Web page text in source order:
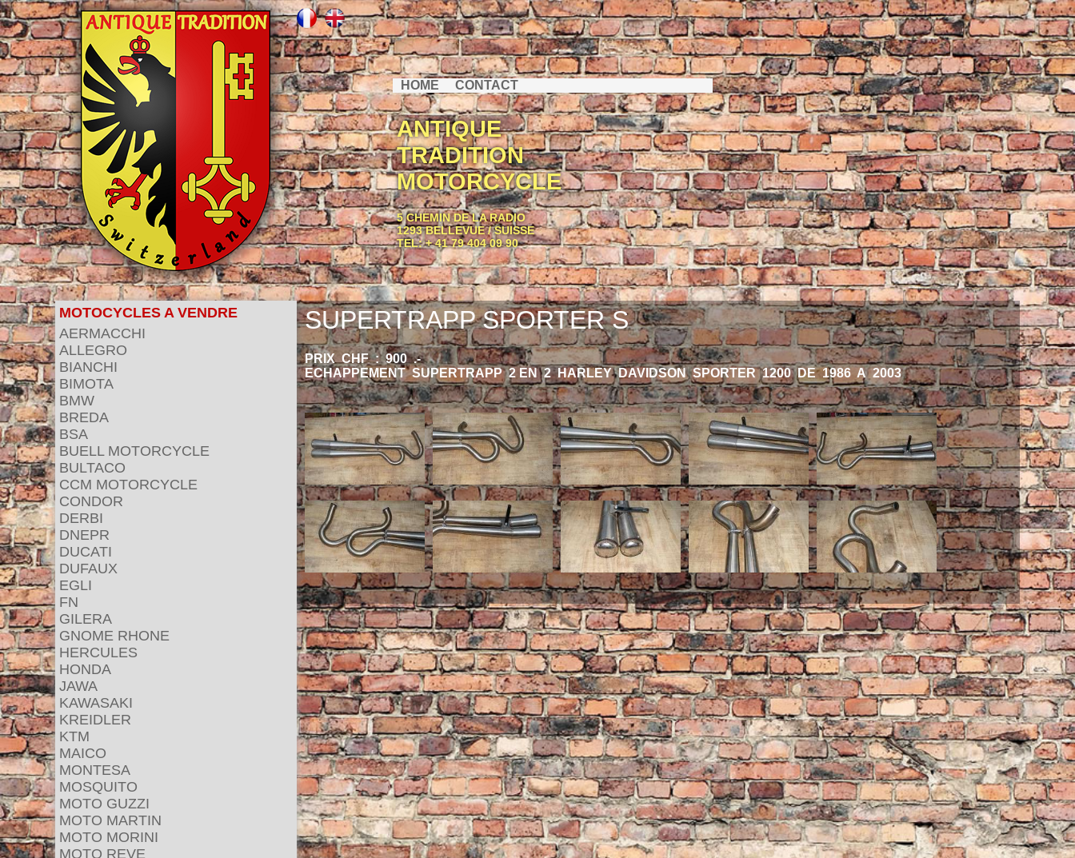
HOME CONTACT
ANTIQUE
TRADITION
MOTORCYCLE
5 CHEMIN DE LA RADIO
1293 BELLEVUE / SUISSE
TEL: + 41 79 404 09 90
MOTOCYCLES A VENDRE
AERMACCHI
ALLEGRO
BIANCHI
BIMOTA
BMW
BREDA
BSA
BUELL MOTORCYCLE
BULTACO
CCM MOTORCYCLE
CONDOR
DERBI
DNEPR
DUCATI
DUFAUX
EGLI
FN
GILERA
GNOME RHONE
HERCULES
HONDA
JAWA
KAWASAKI
KREIDLER
KTM
MAICO
MONTESA
MOSQUITO
MOTO GUZZI
MOTO MARTIN
MOTO MORINI
MOTO REVE
SUPERTRAPP SPORTER S
PRIX CHF : 900 .-
ECHAPPEMENT SUPERTRAPP 2 EN 2 HARLEY DAVIDSON SPORTER 1200 DE 1986 A 2003